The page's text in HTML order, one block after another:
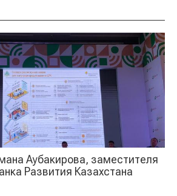
Аубакирова, заместителя
Развития Казахстана